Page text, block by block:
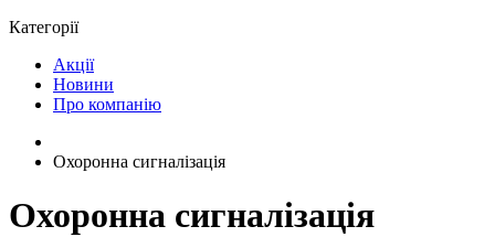
Категорії
Акції
Новини
Про компанію
Охоронна сигналізація
Охоронна сигналізація